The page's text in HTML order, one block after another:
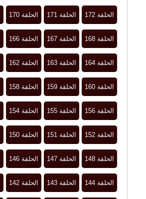
الحلقة 172 الحلقة 171 الحلقة 170
الحلقة 168 الحلقة 167 الحلقة 166
الحلقة 164 الحلقة 163 الحلقة 162
الحلقة 160 الحلقة 159 الحلقة 158
الحلقة 156 الحلقة 155 الحلقة 154
الحلقة 152 الحلقة 151 الحلقة 150
الحلقة 148 الحلقة 147 الحلقة 146
الحلقة 144 الحلقة 143 الحلقة 142